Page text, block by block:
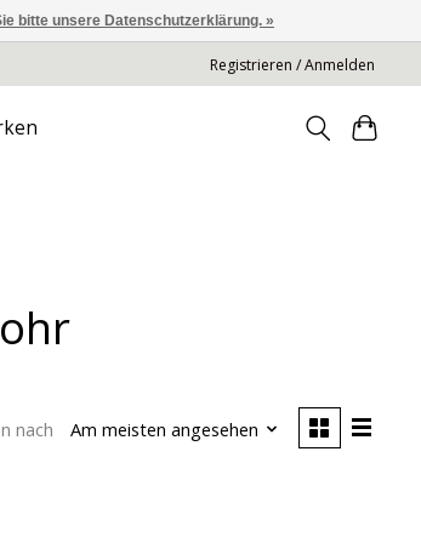
Registrieren / Anmelden
nach Am meisten angesehen
bitte unsere Datenschutzerklärung. »